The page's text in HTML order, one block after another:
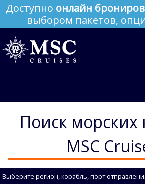
Доступно онлайн
выбором пакетов,
Поиск морских
MSC
Выберите регион, корабль, порт